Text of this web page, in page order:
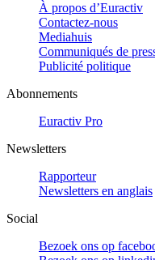
À propos d’Euractiv
Contactez-nous
Mediahuis
Communiqués de
Publicité politique
Abonnements
Euractiv Pro
Newsletters
Rapporteur
Newsletters en anglais
Social
Bezoek ons op